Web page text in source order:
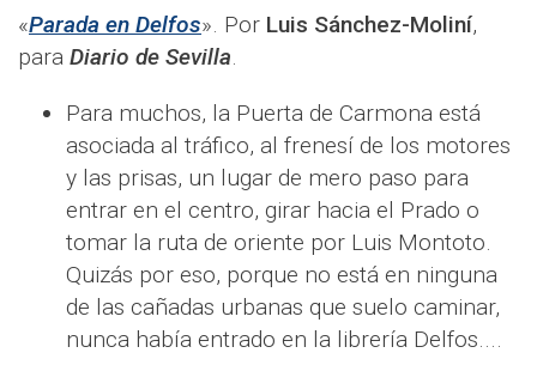
«Parada en Delfos». Por Luis Sánchez-Moliní,
para Diario de Sevilla.
Para muchos, la Puerta de Carmona está
asociada al tráfico, al frenesí de los motores
y las prisas, un lugar de mero paso para
entrar en el centro, girar hacia el Prado o
tomar la ruta de oriente por Luis Montoto.
Quizás por eso, porque no está en ninguna
de las cañadas urbanas que suelo caminar,
nunca había entrado en la librería Delfos....